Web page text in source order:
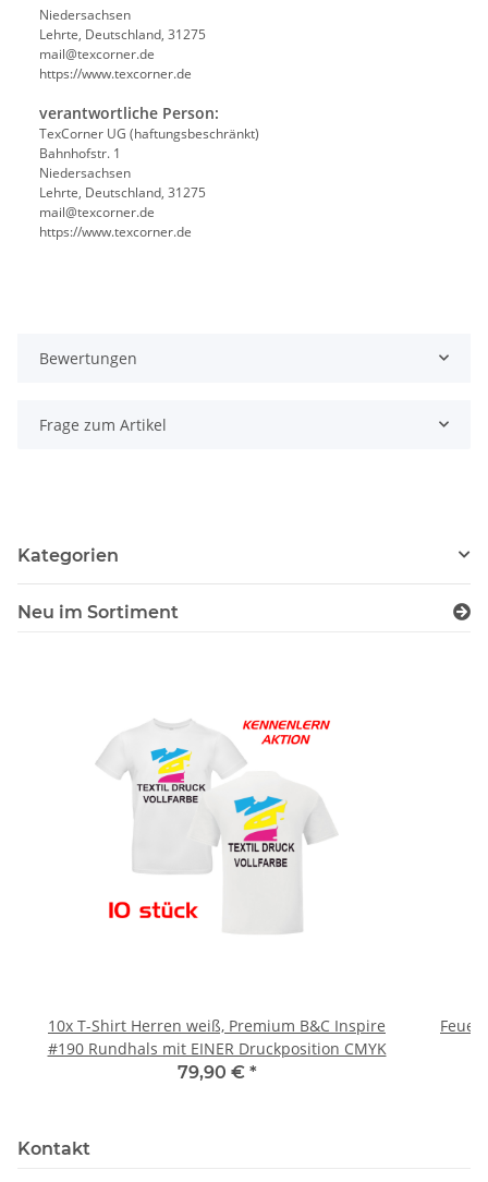
Niedersachsen
Lehrte, Deutschland, 31275
mail@texcorner.de
https://www.texcorner.de
verantwortliche Person:
TexCorner UG (haftungsbeschränkt)
Bahnhofstr. 1
Niedersachsen
Lehrte, Deutschland, 31275
mail@texcorner.de
https://www.texcorner.de
Bewertungen
Frage zum Artikel
Kategorien
Neu im Sortiment
10x T-Shirt Herren weiß, Premium B&C Inspire
#190 Rundhals mit EINER Druckposition CMYK
79,90 € *
Kontakt